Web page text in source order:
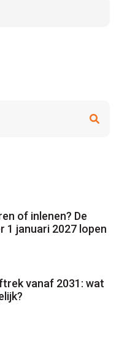
of inlenen? De
1 januari 2027 lopen
vanaf 2031: wat